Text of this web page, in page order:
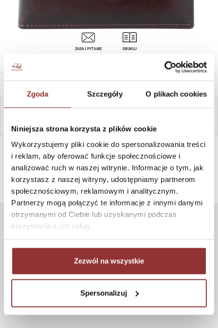
Zgoda Szczegóły O plikach cookies
Niniejsza strona korzysta z plików cookie
Wykorzystujemy pliki cookie do spersonalizowania treści
i reklam, aby oferować funkcje społecznościowe i
analizować ruch w naszej witrynie. Informacje o tym, jak
korzystasz z naszej witryny, udostępniamy partnerom
społecznościowym, reklamowym i analitycznym.
Partnerzy mogą połączyć te informacje z innymi danymi
otrzymanymi od Ciebie lub uzyskanymi podczas
korzystania z ich usług.
Zezwól na wszystkie
Spersonalizuj
ZADAJ PYTANIE DRUKUJ
SZYBKI KONTAKT PN-PT, 8-16, +48 698 291 992, +48 608
Jak kupować
Czas realizacji zamówienia
Formy płatności